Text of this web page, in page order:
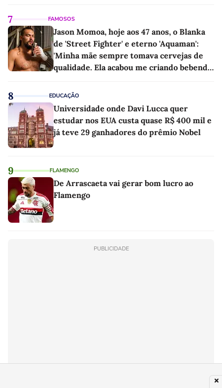
7 FAMOSOS
Jason Momoa, hoje aos 47 anos, o Blanka
de 'Street Fighter' e eterno 'Aquaman':
'Minha mãe sempre tomava cervejas de
qualidade. Ela acabou me criando bebendo
8 EDUCAÇÃO
Universidade onde Davi Lucca quer
estudar nos EUA custa quase R$ 400 mil e
já teve 29 ganhadores do prêmio Nobel
9 FLAMENGO
De Arrascaeta vai gerar bom lucro ao
Flamengo
PUBLICIDADE